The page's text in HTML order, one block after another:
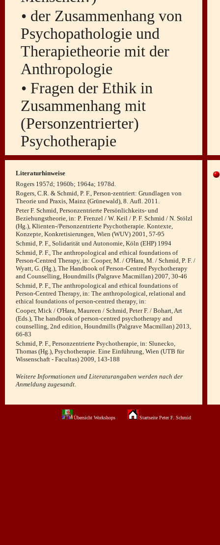
• der Zusammenhang von
Psychopathologie und
Therapietheorie mit der
Anthropologie
• Fragen der Ethik in
Zusammenhang mit
(Personzentrierter)
Psychotherapie
Literaturhinweise
Rogers 1957d; 1960b; 1964a; 1978d.
Rogers, C.R. & Schmid, P. F., Person-zentriert: Grundlagen von
Theorie und Praxis, Mainz (Grünewald), 8. Aufl. 2011.
Peter F. Schmid, Personzentrierte Persönlichkeits- und
Beziehungstheorie, in: P. Frenzel / W. Keil / P. F. Schmid / N. Stölzl
(Hg.), Klienten-/Personzentrierte Psychotherapie. Kontexte,
Konzepte, Konkretisierungen, Wien (WUV) 2001, 57-95
Schmid, P. F., Solidarität und Autonomie, Köln (EHP) 1994
Schmid, P. F., The anthropological and ethical foundations of
Person-Centred Therapy, in: Cooper, M. / O'Hara, M. / Schmid, P. F. /
Wyatt, G. (Hg.), The Handbook of Person-Centred Psychotherapy
and Counselling, Houndmills (Palgrave Macmillan) 2007, 30-46
Schmid, P. F., The anthropological and ethical foundations of
Person-Centred Therapy, in: The anthropological, relational and
ethical foundations of person-centred therapy, in:
Cooper, Mick / O'Hara, Maureen / Schmid, Peter F. / Bohart, Art
(Eds.), The handbook of person-centred psychotherapy and
counselling, 2nd edition, Houndmills (Palgrave Macmillan) 2013,
66-83
Schmid, P. F., Personzentrierte Psychotherapie, in: Slunecko,
Thomas (Hg.), Psychotherapie. Eine Einführung, Wien (UTB für
Wissenschaft - Facultas) 2009, 143-188
Weitere Informationen und Literaturangaben werden nach der
Anmeldung zugesandt.
Übersicht Workshops Startseite Peter F. Schmid